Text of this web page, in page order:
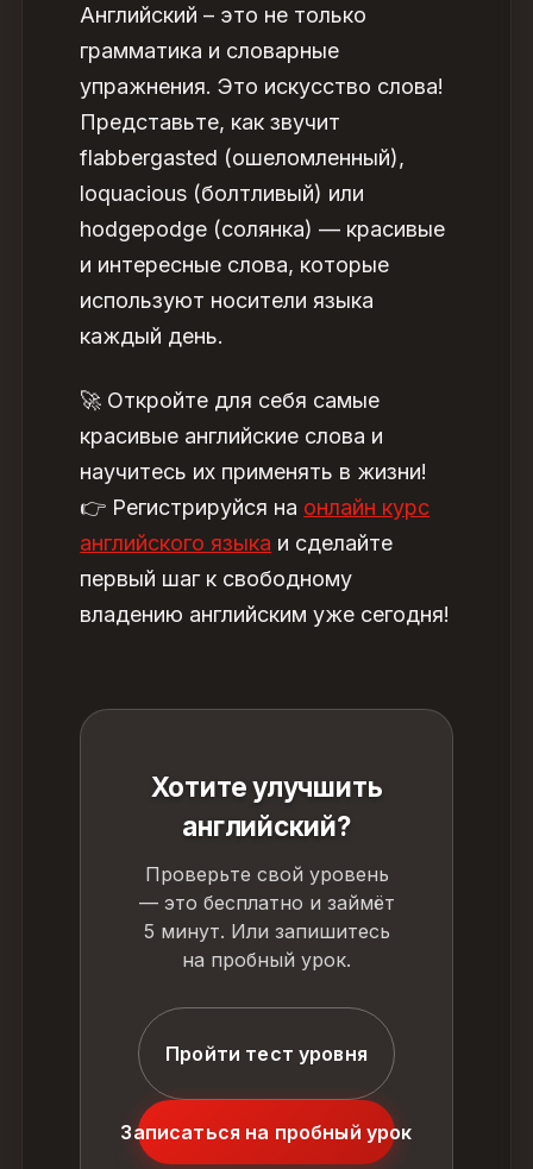
Английский – это не только
грамматика и словарные
упражнения. Это искусство слова!
Представьте, как звучит
flabbergasted (ошеломленный),
loquacious (болтливый) или
hodgepodge (солянка) — красивые
и интересные слова, которые
используют носители языка
каждый день.
🚀 Откройте для себя самые
красивые английские слова и
научитесь их применять в жизни!
👉 Регистрируйся на онлайн курс
английского языка и сделайте
первый шаг к свободному
владению английским уже сегодня!
Хотите улучшить
английский?
Проверьте свой уровень
— это бесплатно и займёт
5 минут. Или запишитесь
на пробный урок.
Пройти тест уровня
Записаться на пробный урок